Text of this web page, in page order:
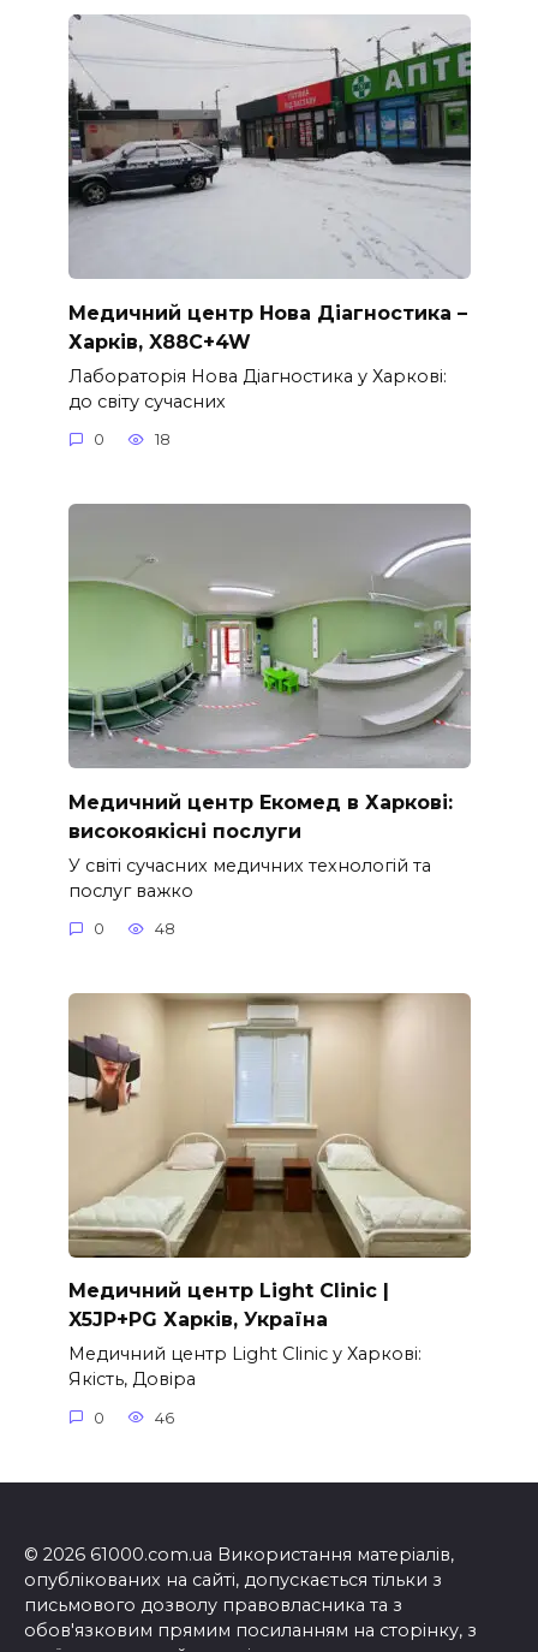
Медичний центр Нова Діагностика –
Харків, X88C+4W
Лабораторія Нова Діагностика у Харкові:
до світу сучасних
0 18
Медичний центр Екомед в Харкові:
високоякісні послуги
У світі сучасних медичних технологій та
послуг важко
0 48
Медичний центр Light Clinic |
X5JP+PG Харків, Україна
Медичний центр Light Clinic у Харкові:
Якість, Довіра
0 46
© 2026 61000.com.ua Використання матеріалів,
опублікованих на сайті, допускається тільки з
письмового дозволу правовласника та з
обов'язковим прямим посиланням на сторінку, з